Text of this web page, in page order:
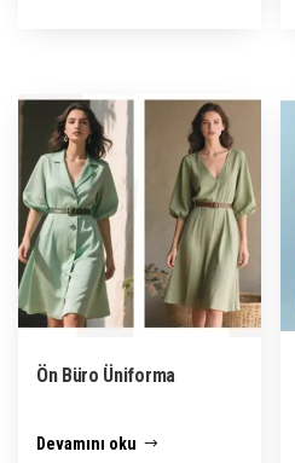
Ön Büro Üniforma
Devamını oku